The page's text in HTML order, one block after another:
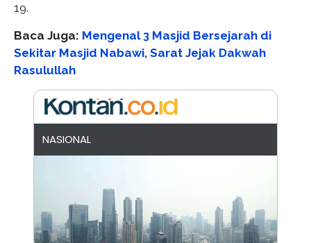
19.
Baca Juga: Mengenal 3 Masjid Bersejarah di
Sekitar Masjid Nabawi, Sarat Jejak Dakwah
Rasulullah
NASIONAL